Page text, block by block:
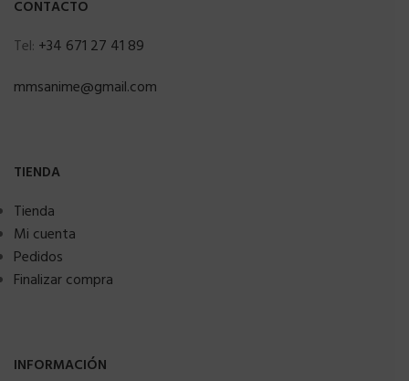
CONTACTO
Tel: +34 671 27 41 89
mmsanime@gmail.com
TIENDA
Tienda
Mi cuenta
Pedidos
Finalizar compra
INFORMACIÓN